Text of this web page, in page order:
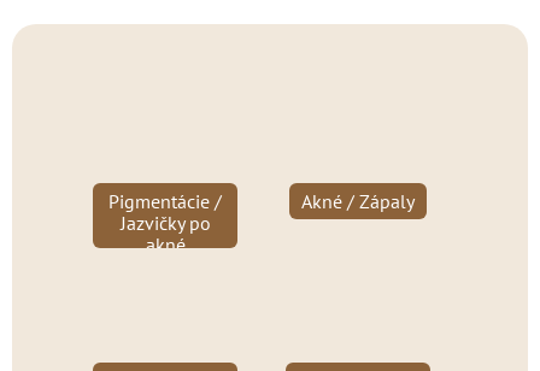
Pigmentácie /
Jazvičky po
akné
Akné / Zápaly